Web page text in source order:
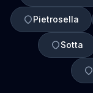
Pietrosella
Sotta